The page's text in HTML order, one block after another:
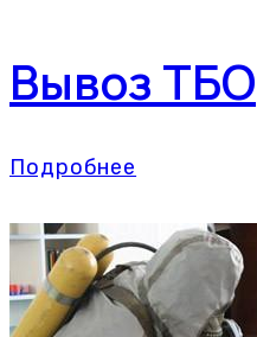
Вывоз ТБО
Подробнее